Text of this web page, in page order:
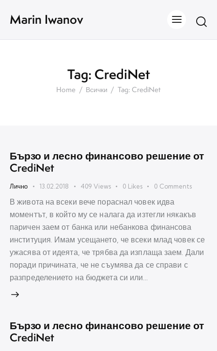
Marin Iwanov
Tag: CrediNet
Home Всички Tag: CrediNet
Бързо и лесно финансово решение от
CrediNet
Лично 13.02.2018 409 Views 0 Likes 0 Comments
В живота на всеки вече пораснал човек идва
моментът, в който му се налага да изтегли някакъв
паричен заем от банка или небанкова финансова
институция. Имам усещането, че всеки млад човек се
ужасява от идеята, че трябва да изплаща заем. Дали
поради причината, че не съумява да се справи с
разпределението на бюджета си или…
Бързо и лесно финансово решение от
CrediNet